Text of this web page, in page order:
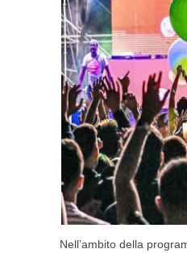
Nell’ambito della